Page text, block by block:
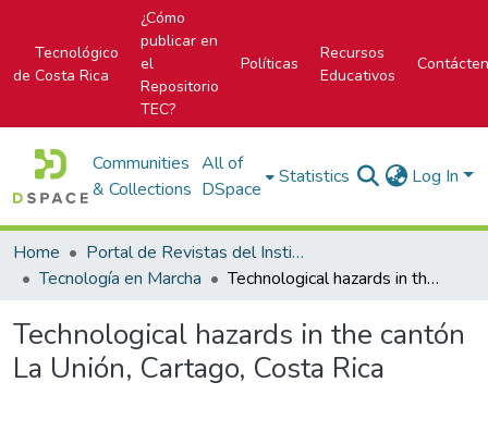
Tecnológico
de Costa Rica
¿Cómo
publicar en
el
Repositorio
TEC?
Políticas
Recursos
Educativos
Communities
& Collections
All of
DSpace
Statistics Log In
Home
Portal de Revistas del Instituto Tecnológico de Costa Rica
Tecnología en Marcha
Technological hazards in the cantón La Unión, Cartago, Costa Rica
Technological hazards in the cantón
La Unión, Cartago, Costa Rica